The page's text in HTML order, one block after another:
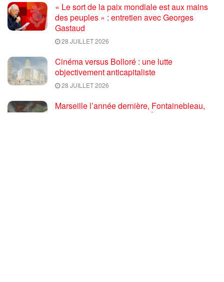
« Le sort de la paix mondiale est aux mains
des peuples » : entretien avec Georges
Gastaud
28 JUILLET 2026
Cinéma versus Bolloré : une lutte
objectivement anticapitaliste
28 JUILLET 2026
Marseille l’année dernière, Fontainebleau,
Arcachon, la Drôme et les Écrins cette année